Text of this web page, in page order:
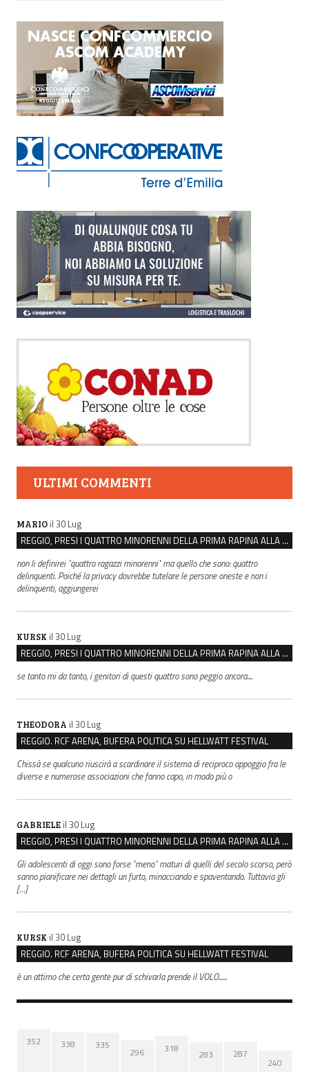
ULTIMI COMMENTI
MARIO il 30 Lug
REGGIO, PRESI I QUATTRO MINORENNI DELLA PRIMA RAPINA ALLA FARMACIA DI COVIOLO
non li definirei "quattro ragazzi minorenni" ma quello che sono: quattro
delinquenti. Poiché la privacy dovrebbe tutelare le persone oneste e non i
delinquenti, aggiungerei
KURSK il 30 Lug
REGGIO, PRESI I QUATTRO MINORENNI DELLA PRIMA RAPINA ALLA FARMACIA DI COVIOLO
se tanto mi da tanto, i genitori di questi quattro sono peggio ancora....
THEODORA il 30 Lug
REGGIO. RCF ARENA, BUFERA POLITICA SU HELLWATT FESTIVAL
Chissà se qualcuno riuscirà a scardinare il sistema di reciproco appoggio fra le
diverse e numerose associazioni che fanno capo, in modo più o
GABRIELE il 30 Lug
REGGIO, PRESI I QUATTRO MINORENNI DELLA PRIMA RAPINA ALLA FARMACIA DI COVIOLO
Gli adolescenti di oggi sono forse "meno" maturi di quelli del secolo scorso, però
sanno pianificare nei dettagli un furto, minacciando e spaventando. Tuttavia gli
[…]
KURSK il 30 Lug
REGGIO. RCF ARENA, BUFERA POLITICA SU HELLWATT FESTIVAL
è un attimo che certa gente pur di schivarla prende il VOLO......
352 338 335
296 318
283 287
240